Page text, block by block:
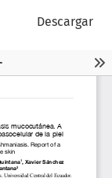
Descargar